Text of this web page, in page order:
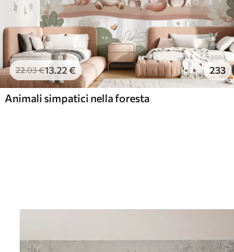
22.03€13.22€ 233
Animali simpatici nella foresta